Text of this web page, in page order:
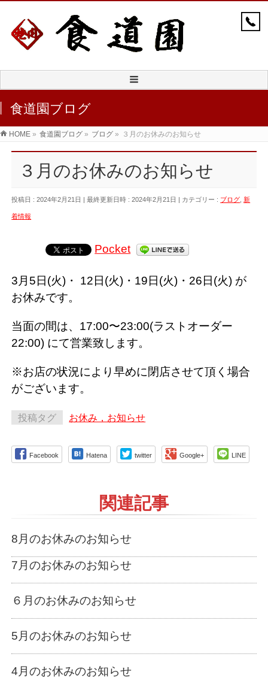
食道園ブログ
HOME » 食道園ブログ » ブログ » ３月のお休みのお知らせ
３月のお休みのお知らせ
投稿日 : 2024年2月21日 最終更新日時 : 2024年2月21日 カテゴリー : ブログ 新
着情報
Pocket
3 月 5 日 (火) ・ 12 日 (火) ・ 19 日 (火) ・ 26 日 (火) が
お休みです。
当面の間は、 17:00〜23:00(ラストオーダー
22:00) にて営業致します。
※お店の状況により早めに閉店させて頂く場合
がございます。
投稿タグ お休み，お知らせ
Facebook Hatena twitter Google+ LINE
関連記事
8月のお休みのお知らせ
7月のお休みのお知らせ
６月のお休みのお知らせ
5月のお休みのお知らせ
4月のお休みのお知らせ